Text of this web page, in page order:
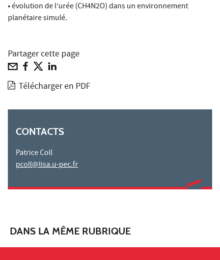
• évolution de l’urée (CH4N2O) dans un environnement
planétaire simulé.
Partager cette page
Télécharger en PDF
CONTACTS
Patrice Coll
pcoll@lisa.u-pec.fr
DANS LA MÊME RUBRIQUE